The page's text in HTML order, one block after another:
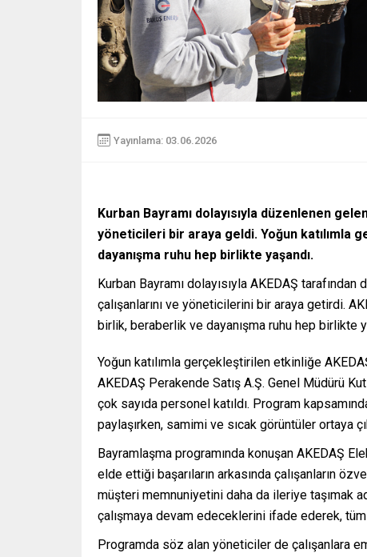
Yayınlama: 03.06.2026
Kurban Bayramı dolayısıyla düzenlenen
yöneticileri bir araya geldi. Yoğun katılımla
dayanışma ruhu hep birlikte yaşandı.
Kurban Bayramı dolayısıyla AKEDAŞ
çalışanlarını ve yöneticilerini bir araya getirdi.
birlik, beraberlik ve dayanışma ruhu hep birlikte
Yoğun katılımla gerçekleştirilen etkinliğe
AKEDAŞ Perakende Satış A.Ş. Genel Müdürü
çok sayıda personel katıldı. Program
paylaşırken, samimi ve sıcak görüntüler ortaya
Bayramlaşma programında konuşan AKEDAŞ
elde ettiği başarıların arkasında çalışanların
müşteri memnuniyetini daha da ileriye taşımak
çalışmaya devam edeceklerini ifade ederek, tüm
Programda söz alan yöneticiler de çalışanlara